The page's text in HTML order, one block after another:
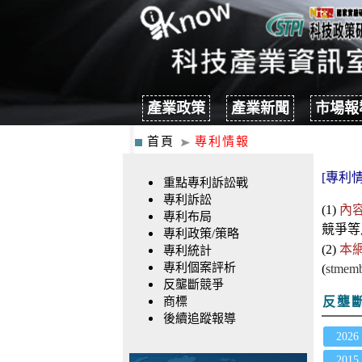
產業政策 產業新聞 市場報
首頁 專利情報
重點專利訴訟戰
專利訴訟
專利布局
專利政策/策略
專利統計
專利個案評析
反壟斷競爭
商標
後續追蹤報導
[專利
(1) 內
競爭
(2) 本
(
反壟
2026